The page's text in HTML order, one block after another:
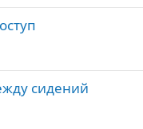
сидений